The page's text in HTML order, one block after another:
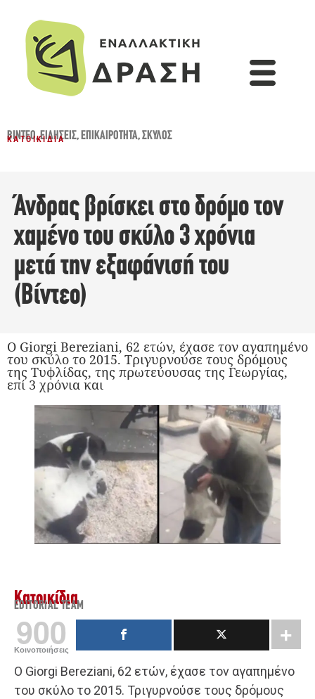
ΒΊΝΤΕΟ,ΕΙΔΉΣΕΙΣ,ΕΠΙΚΑΙΡΌΤΗΤΑ,ΣΚΎΛΟΣ
ΚΑΤΟΙΚΊΔΙΑ
Άνδρας βρίσκει στο δρόμο τον
χαμένο του σκύλο 3 χρόνια
μετά την εξαφάνισή του
(Βίντεο)
Ο Giorgi Bereziani, 62 ετών, έχασε τον αγαπημένο
του σκύλο το 2015. Τριγυρνούσε τους δρόμους
της Τυφλίδας, της πρωτεύουσας της Γεωργίας,
επί 3 χρόνια και
Κατοικίδια
EDITORIAL TEAM
900
Κοινοποιήσεις
Ο Giorgi Bereziani, 62 ετών, έχασε τον αγαπημένο
του σκύλο το 2015. Τριγυρνούσε τους δρόμους